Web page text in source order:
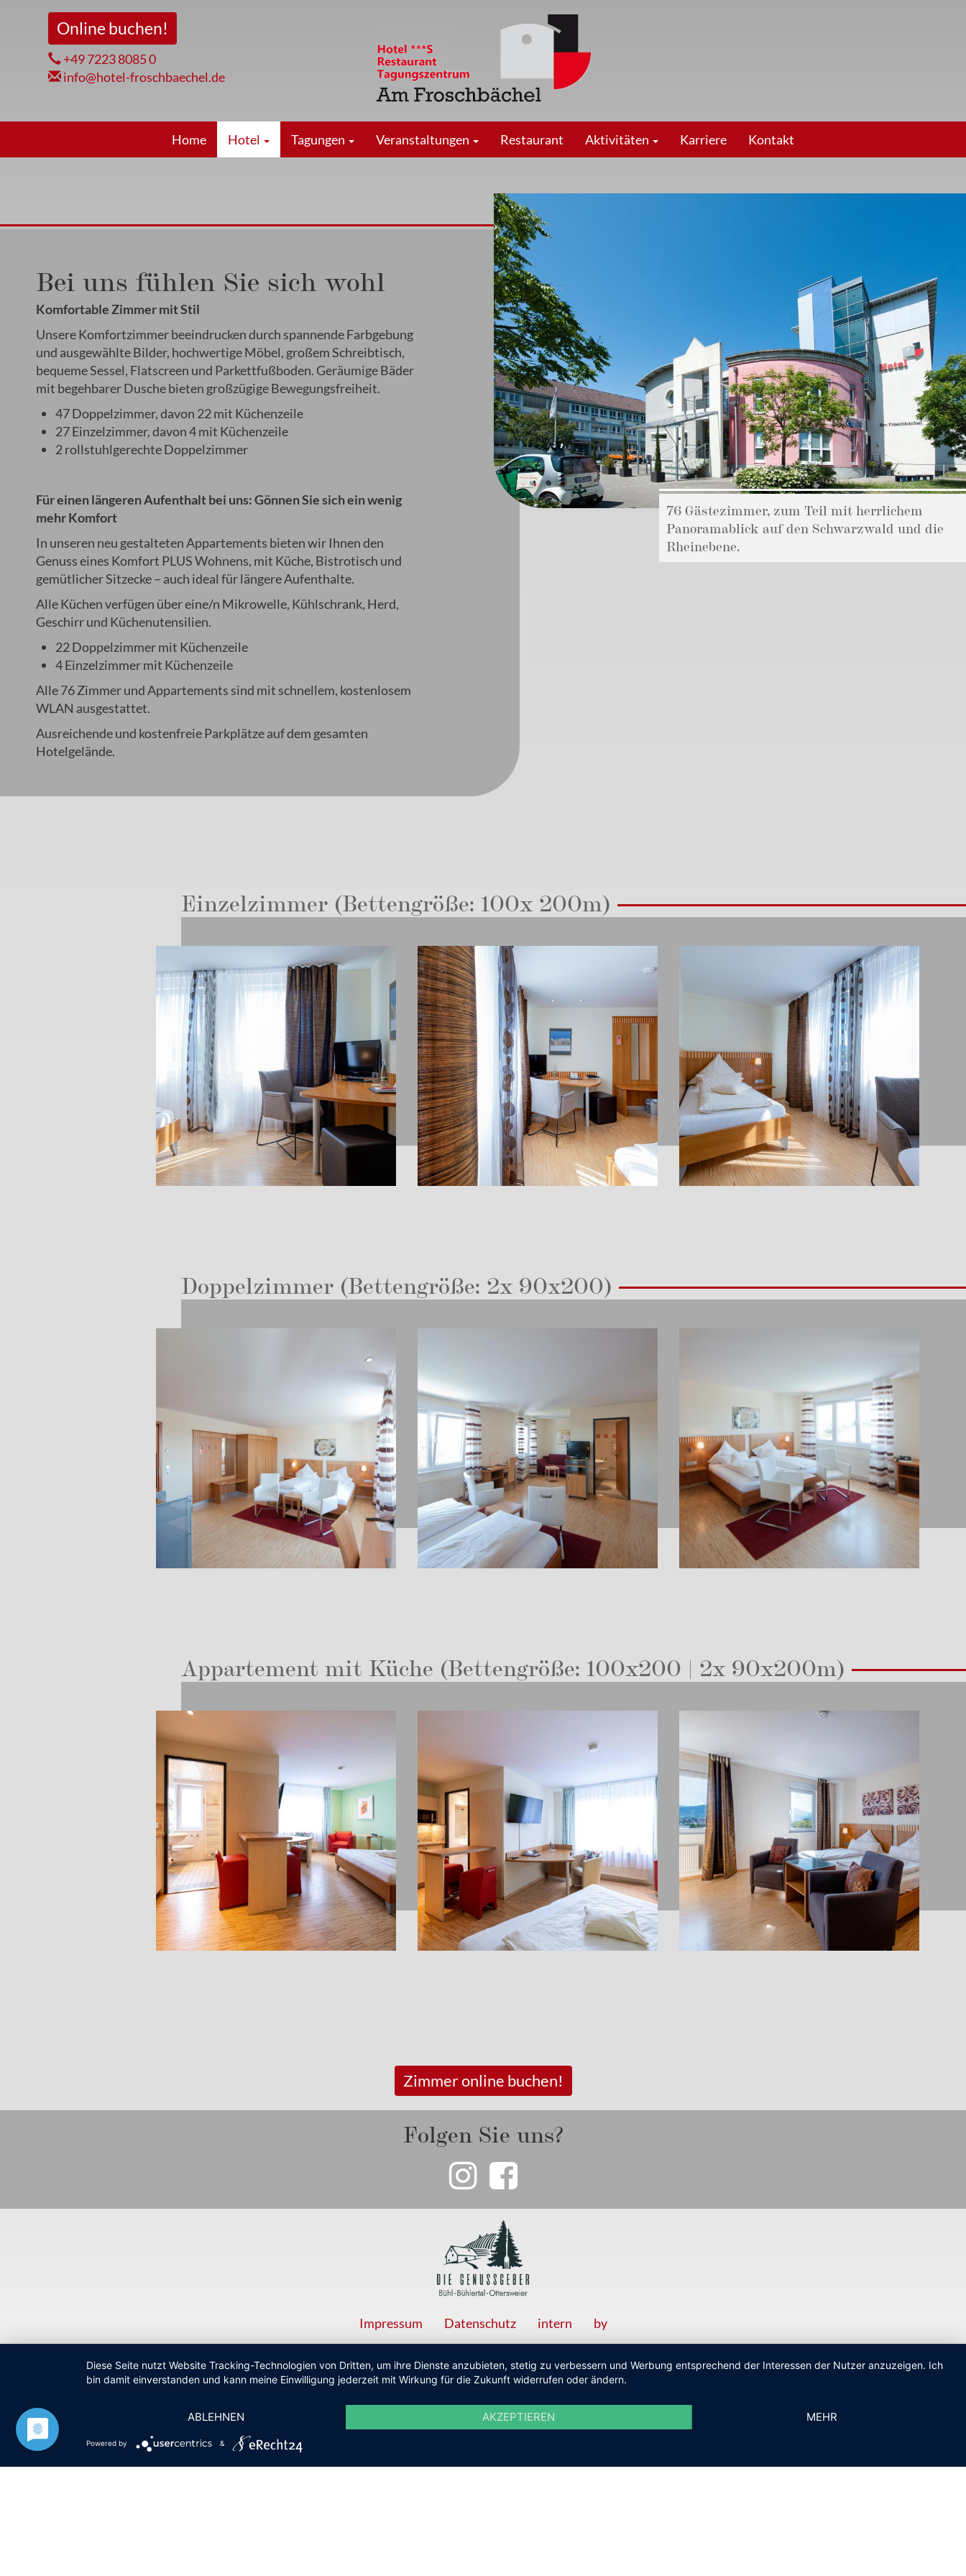
Online buchen!
+49 7223 8085 0
info@hotel-froschbaechel.de
Hauptnavigation
Home Hotel Tagungen Veranstaltungen Restaurant Aktivitäten Karriere Kontakt
76 Gästezimmer, zum Teil mit herrlichem
Panoramablick auf den Schwarzwald und die
Rheinebene.
Bei uns fühlen Sie sich wohl
Komfortable Zimmer mit Stil
Unsere Komfortzimmer beeindrucken durch spannende Farbgebung
und ausgewählte Bilder, hochwertige Möbel, großem Schreibtisch,
bequeme Sessel, Flatscreen und Parkettfußboden. Geräumige Bäder
mit begehbarer Dusche bieten großzügige Bewegungsfreiheit.
47 Doppelzimmer, davon 22 mit Küchenzeile
27 Einzelzimmer, davon 4 mit Küchenzeile
2 rollstuhlgerechte Doppelzimmer
Für einen längeren Aufenthalt bei uns: Gönnen Sie sich ein wenig
mehr Komfort
In unseren neu gestalteten Appartements bieten wir Ihnen den
Genuss eines Komfort PLUS Wohnens, mit Küche, Bistrotisch und
gemütlicher Sitzecke – auch ideal für längere Aufenthalte.
Alle Küchen verfügen über eine/n Mikrowelle, Kühlschrank, Herd,
Geschirr und Küchenutensilien.
22 Doppelzimmer mit Küchenzeile
4 Einzelzimmer mit Küchenzeile
Alle 76 Zimmer und Appartements sind mit schnellem, kostenlosem
WLAN ausgestattet.
Ausreichende und kostenfreie Parkplätze auf dem gesamten
Hotelgelände.
Einzelzimmer (Bettengröße: 100x 200m)
Doppelzimmer (Bettengröße: 2x 90x200)
Appartement mit Küche (Bettengröße: 100x200 | 2x 90x200m)
Zimmer online buchen!
Folgen Sie uns?
Impressum Datenschutz intern by
Diese Seite nutzt Website Tracking-Technologien von Dritten, um ihre Dienste anzubieten, stetig zu verbessern und Werbung entsprechend der Interessen der Nutzer anzuzeigen. Ich
bin damit einverstanden und kann meine Einwilligung jederzeit mit Wirkung für die Zukunft widerrufen oder ändern.
ABLEHNEN AKZEPTIEREN MEHR
Powered by &